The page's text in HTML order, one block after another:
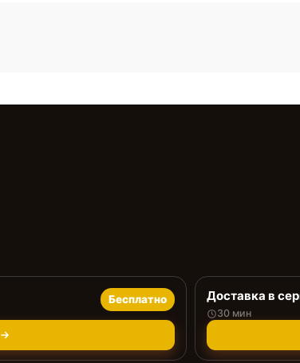
Бесплатно Доставка в
30 мин